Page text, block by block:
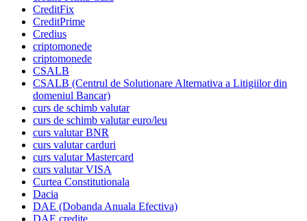
CreditFix
CreditPrime
Credius
criptomonede
criptomonede
CSALB
CSALB (Centrul de Solutionare Alternativa a Litigiilor din
domeniul Bancar)
curs de schimb valutar
curs de schimb valutar euro/leu
curs valutar BNR
curs valutar carduri
curs valutar Mastercard
curs valutar VISA
Curtea Constitutionala
Dacia
DAE (Dobanda Anuala Efectiva)